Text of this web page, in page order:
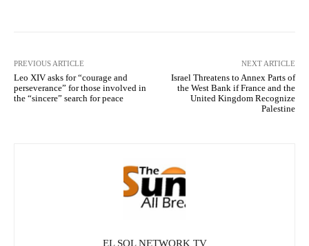
PREVIOUS ARTICLE
Leo XIV asks for “courage and
perseverance” for those involved in
the “sincere” search for peace
NEXT ARTICLE
Israel Threatens to Annex Parts of
the West Bank if France and the
United Kingdom Recognize
Palestine
EL SOL NETWORK TV